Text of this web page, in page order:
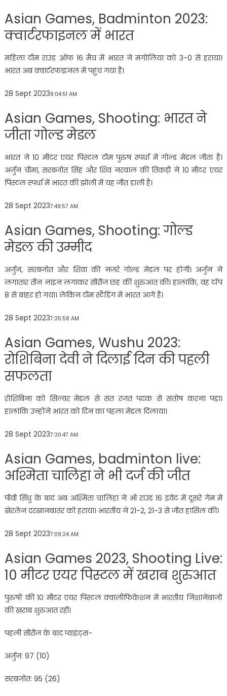
Asian Games, Badminton 2023:
क्वार्टरफाइनल में भारत
महिला टीम राउंड ऑफ 16 मैच में भारत ने मंगोलिया को 3-0 से हराया।
भारत अब क्वार्टरफाइनल में पहुंच गया है।
28 Sept 20238:04:51 AM
Asian Games, Shooting: भारत ने
जीता गोल्ड मेडल
भारत ने 10 मीटर एयर पिस्टल टीम पुरुष स्पर्धा में गोल्ड मेडल जीता है।
अर्जुन चीमा, सरबजोत सिंह और शिव नरवाल की तिकड़ी ने 10 मीटर एयर
पिस्टल स्पर्धा में भारत की झोली में यह जीत डाली है।
28 Sept 20237:49:57 AM
Asian Games, Shooting: गोल्ड
मेडल की उम्मीद
अर्जुन, सरबजोत और शिवा की नजरे गोल्ड मेडल पर होंगी। अर्जुन ने
लगातार तीन नाइन लगाकर सीरीज छह की शुरुआत की। हालांकि, वह टॉप
8 से बाहर हो गया। लेकिन टीम स्टैंडिंग में भारत आगे है।
28 Sept 20237:35:58 AM
Asian Games, Wushu 2023:
रोशिबिना देवी ने दिलाई दिन की पहली
सफलता
रोशिबिना को सिल्वर मेडल से संत रजत पदक से संतोष करना पड़ा।
हालांकि उन्होंने भारत को दिन का पहला मेडल दिलाया।
28 Sept 20237:30:47 AM
Asian Games, badminton live:
अश्मिता चालिहा ने भी दर्ज की जीत
पीवी सिंधु के बाद अब अश्मिता चालिहा ने भी राउंड 16 इवेंट में दूसरे गेम में
खेरलेन दरखानबातर को हराया। भारतीय ने 21-2, 21-3 से जीत हासिल की।
28 Sept 20237:09:24 AM
Asian Games 2023, Shooting Live:
10 मीटर एयर पिस्टल में खराब शुरुआत
पुरुषों की 10 मीटर एयर पिस्टल क्वालीफिकेशन में भारतीय निशानेबाजों
की खराब शुरुआत रही।
पहली सीरीज के बाद प्वाइंट्स-
अर्जुन: 97 (10)
सरबजोत: 95 (26)